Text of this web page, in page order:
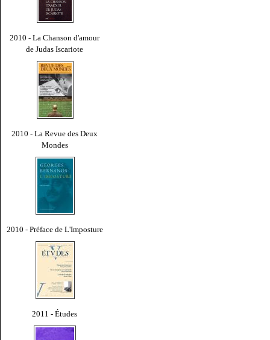
2010 - La Chanson d'amour
de Judas Iscariote
2010 - La Revue des Deux
Mondes
2010 - Préface de L'Imposture
2011 - Études